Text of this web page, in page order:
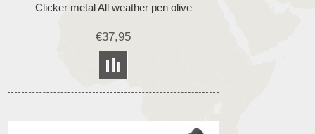
Clicker metal All weather pen olive
€37,95